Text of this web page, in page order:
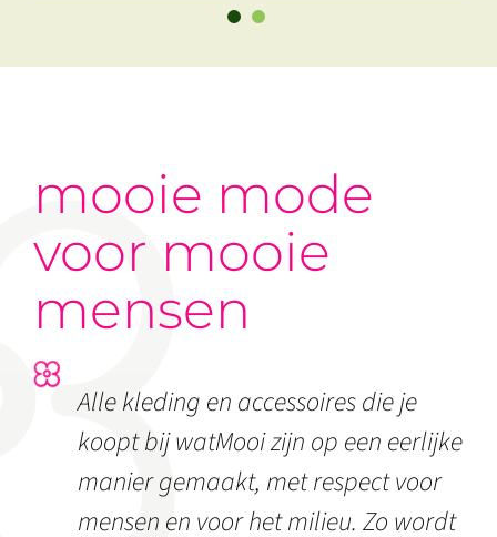
mooie mode
voor mooie
mensen
Alle kleding en accessoires die je
koopt bij watMooi zijn op een eerlijke
manier gemaakt, met respect voor
mensen en voor het milieu. Zo wordt